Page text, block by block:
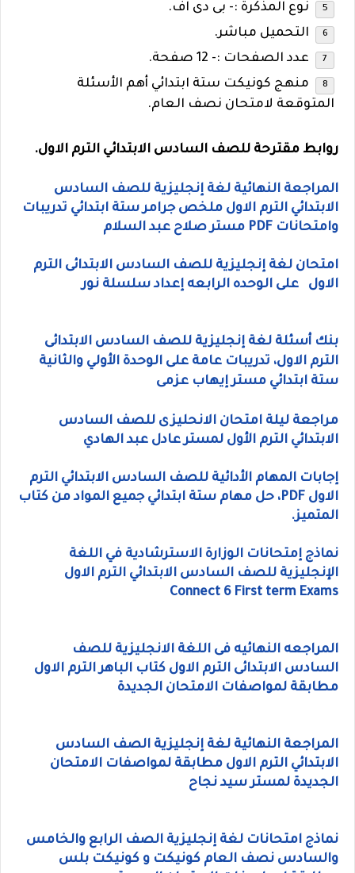
نوع المذكرة :- بى دى اف.
التحميل مباشر.
عدد الصفحات :- 12 صفحة.
منهج كونيكت ستة ابتدائي أهم الأسئلة
المتوقعة لامتحان نصف العام.
روابط مقترحة للصف السادس الابتدائي الترم الاول.
المراجعة النهائية لغة إنجليزية للصف السادس
الابتدائي الترم الاول ملخص جرامر ستة ابتدائي تدريبات
وامتحانات PDF مستر صلاح عبد السلام
امتحان لغة إنجليزية للصف السادس الابتدائى الترم
الاول على الوحده الرابعه إعداد سلسلة نور
بنك أسئلة لغة إنجليزية للصف السادس الابتدائى
الترم الاول، تدريبات عامة على الوحدة الأولي والثانية
ستة ابتدائي مستر إيهاب عزمى
مراجعة ليلة امتحان الانحليزى للصف السادس
الابتدائي الترم الأول لمستر عادل عبد الهادي
إجابات المهام الأدائية للصف السادس الابتدائي الترم
الاول PDF، حل مهام ستة ابتدائي جميع المواد من كتاب
المتميز.
نماذج إمتحانات الوزارة الاسترشادية في اللغة
الإنجليزية للصف السادس الابتدائي الترم الاول
Connect 6 First term Exams
المراجعه النهائيه فى اللغة الانجليزية للصف
السادس الابتدائى الترم الاول كتاب الباهر الترم الاول
مطابقة لمواصفات الامتحان الجديدة
المراجعة النهائية لغة إنجليزية الصف السادس
الابتدائي الترم الاول مطابقة لمواصفات الامتحان
الجديدة لمستر سيد نجاح
نماذج امتحانات لغة إنجليزية الصف الرابع والخامس
والسادس نصف العام كونيكت و كونيكت بلس